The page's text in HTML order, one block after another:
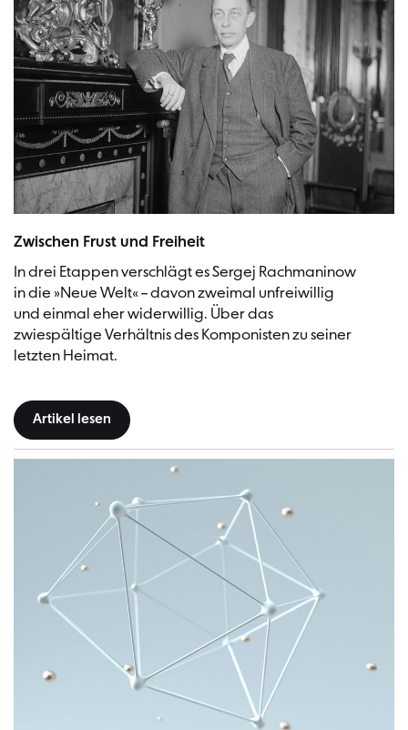
Zwischen Frust und Freiheit
In drei Etappen verschlägt es Sergej Rachmaninow
in die »Neue Welt« – davon zweimal unfreiwillig
und einmal eher widerwillig. Über das
zwiespältige Verhältnis des Komponisten zu seiner
letzten Heimat.
Artikel lesen